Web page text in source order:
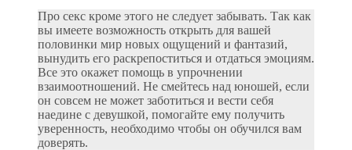
Про секс кроме этого не следует забывать. Так как
вы имеете возможность открыть для вашей
половинки мир новых ощущений и фантазий,
вынудить его раскрепоститься и отдаться эмоциям.
Все это окажет помощь в упрочнении
взаимоотношений. Не смейтесь над юношей, если
он совсем не может заботиться и вести себя
наедине с девушкой, помогайте ему получить
уверенность, необходимо чтобы он обучился вам
доверять.